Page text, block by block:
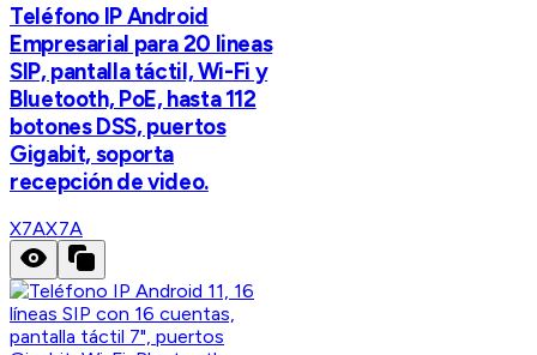
Teléfono IP Android
Empresarial para 20 lineas
SIP, pantalla táctil, Wi-Fi y
Bluetooth, PoE, hasta 112
botones DSS, puertos
Gigabit, soporta
recepción de video.
X7AX7A